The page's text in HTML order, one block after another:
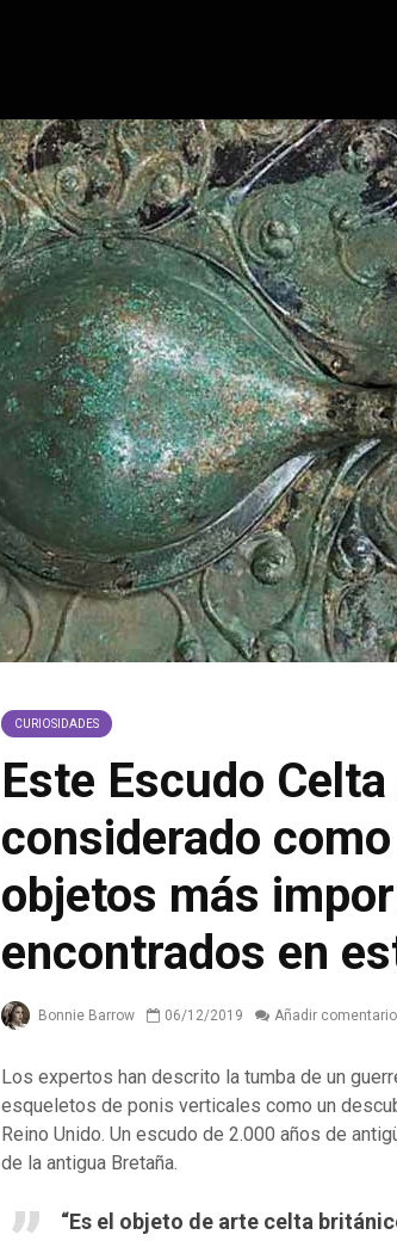
CURIOSIDADES
Este Escudo
considerado
objetos más
encontrados en
Bonnie Barrow 06/12/2019 Añadir comentario
Los expertos han descrito la tumba de un
esqueletos de ponis verticales como un
Reino Unido. Un escudo de 2.000 años de
de la antigua Bretaña.
“Es el objeto de arte celta